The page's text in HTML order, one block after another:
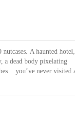
A haunted hotel,
a dead body pixelating
you’ve never visited